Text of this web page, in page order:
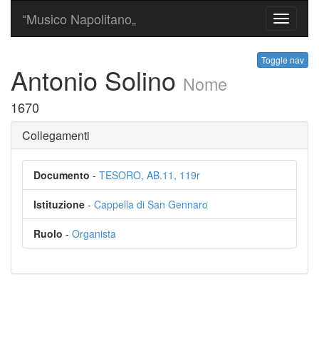
Toggle
“Musico Napolitano„
Toggle nav
Antonio Solino Nome
1670
Collegamenti
Documento - TESORO, AB.11, 119r
Istituzione - Cappella di San Gennaro
Ruolo - Organista